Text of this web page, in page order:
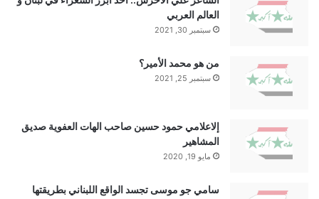
العالم العربي
سبتمبر 30, 2021
من هو محمد الأمير؟
سبتمبر 25, 2021
إلاعلامي حمود حسين صاحب الهات العفوية صديق
المشاهير
مايو 19, 2020
سامي جو موسى تجسد الواقع اللبناني بطريقتها